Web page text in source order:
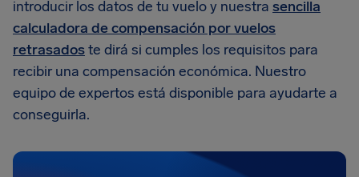
introducir los datos de tu vuelo y nuestra sencilla
calculadora de compensación por vuelos
retrasadoste dirá si cumples los requisitos para
recibir una compensación económica. Nuestro
equipo de expertos está disponible para ayudarte a
conseguirla.